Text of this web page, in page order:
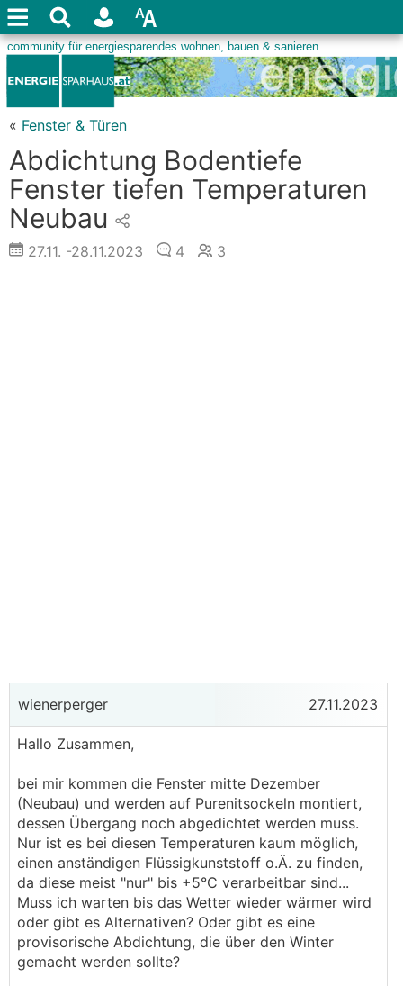
« Fenster & Türen
Abdichtung Bodentiefe
Fenster tiefen Temperaturen
Neubau
27.11. -28.11.2023 4 3
wienerperger 27.11.2023
Hallo Zusammen,
bei mir kommen die Fenster mitte Dezember
(Neubau) und werden auf Purenitsockeln montiert,
dessen Übergang noch abgedichtet werden muss.
Nur ist es bei diesen Temperaturen kaum möglich,
einen anständigen Flüssigkunststoff o.Ä. zu finden,
da diese meist "nur" bis +5°C verarbeitbar sind...
Muss ich warten bis das Wetter wieder wärmer wird
oder gibt es Alternativen? Oder gibt es eine
provisorische Abdichtung, die über den Winter
gemacht werden sollte?